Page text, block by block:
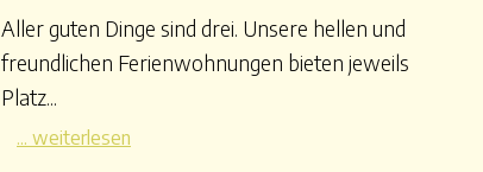
Aller guten Dinge sind drei. Unsere hellen und
freundlichen Ferienwohnungen bieten jeweils
Platz...
... weiterlesen